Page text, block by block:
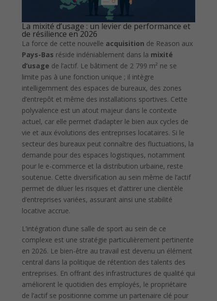
La mixité d’usage : un levier de performance et
de résilience en 2026
La force de cette nouvelle acquisition de Reason aux
Pays-Bas réside indéniablement dans la mixité
d’usage de l’actif. Le bâtiment de 2 799 m² ne se
limite pas à une fonction unique ; il intègre
intelligemment des espaces de bureaux, des zones
d’entrepôt et même des installations sportives. Cette
polyvalence est un atout majeur dans le contexte
actuel, car elle permet d’adapter le bien aux cycles de
vie et aux évolutions des entreprises locataires. Si le
secteur des bureaux peut connaître des fluctuations, la
demande pour des espaces logistiques, notamment
pour le e-commerce et la distribution urbaine, reste
soutenue. Cette diversification au sein même de l’actif
permet de diluer les risques et d’attirer une clientèle
d’entreprises variées, assurant ainsi une stabilité
locative accrue.
L’intégration d’une salle de sport au sein de ce
complexe est une stratégie particulièrement pertinente
en 2026. Le bien-être au travail est devenu un élément
central dans la politique de rétention des talents des
entreprises. En offrant des infrastructures de qualité qui
améliorent le quotidien des employés, le propriétaire
de l’actif se positionne comme un partenaire clé pour